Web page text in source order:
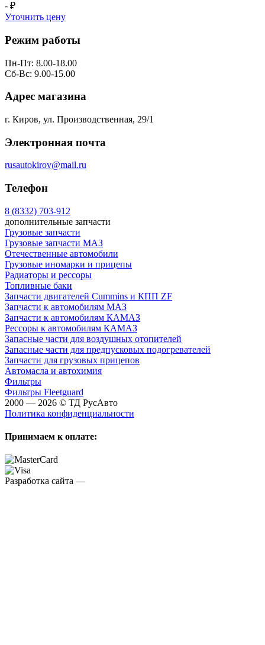
- ₽
Уточнить цену
Режим работы
Пн-Пт: 8.00-18.00
Сб-Вс: 9.00-15.00
Адрес магазина
г. Киров, ул. Производственная, 29/1
Электронная почта
rusautokirov@mail.ru
Телефон
8 (8332) 703-912
дополнительные запчасти
Грузовые запчасти
Грузовые запчасти МАЗ
Отечественные автомобили
Грузовые иномарки и прицепы
Радиаторы и рессоры
Топливные баки
Запчасти двигателей Cummins и КПП ZF
Запчасти к автомобилям МАЗ
Запчасти к автомобилям КАМАЗ
Рессоры к автомобилям КАМАЗ
Запасные части для воздушных отопителей
Запасные части для предпусковых подогревателей
Запчасти для грузовых прицепов
Автомасла и автохимия
Фильтры
Фильтры Fleetguard
2000 — 2026 © ТД РусАвто
Политика конфиденциальности
Принимаем к оплате:
Разработка сайта —